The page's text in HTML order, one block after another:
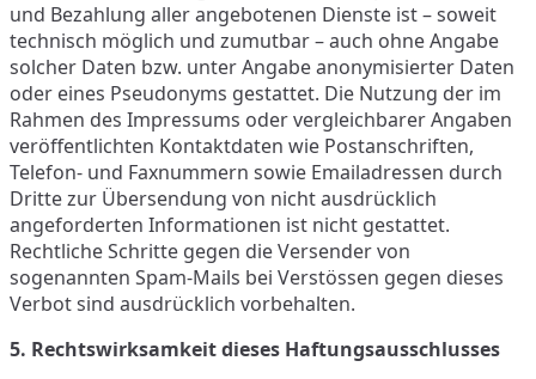
und Bezahlung aller angebotenen Dienste ist – soweit
technisch möglich und zumutbar – auch ohne Angabe
solcher Daten bzw. unter Angabe anonymisierter Daten
oder eines Pseudonyms gestattet. Die Nutzung der im
Rahmen des Impressums oder vergleichbarer Angaben
veröffentlichten Kontaktdaten wie Postanschriften,
Telefon- und Faxnummern sowie Emailadressen durch
Dritte zur Übersendung von nicht ausdrücklich
angeforderten Informationen ist nicht gestattet.
Rechtliche Schritte gegen die Versender von
sogenannten Spam-Mails bei Verstössen gegen dieses
Verbot sind ausdrücklich vorbehalten.
5. Rechtswirksamkeit dieses Haftungsausschlusses